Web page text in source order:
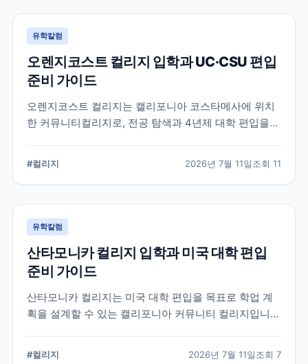
유학칼럼
오렌지코스트 컬리지 입학과 UC·CSU 편입
준비 가이드
오렌지코스트 컬리지는 캘리포니아 코스타메사에 위치
한 커뮤니티컬리지로, 전공 탐색과 4년제 대학 편입을
#컬리지 2026년 7월 11일조회 11
유학칼럼
산타모니카 컬리지 입학과 미국 대학 편입
준비 가이드
산타모니카 컬리지는 미국 대학 편입을 목표로 학업 계
획을 설계할 수 있는 캘리포니아 커뮤니티 컬리지입니
#컬리지 2026년 7월 11일조회 7